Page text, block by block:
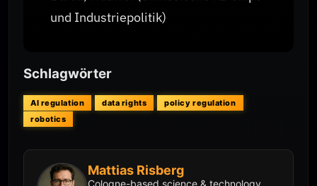
und Industriepolitik)
Schlagwörter
AI regulation data rights
policy regulation
robotics
Mattias Risberg